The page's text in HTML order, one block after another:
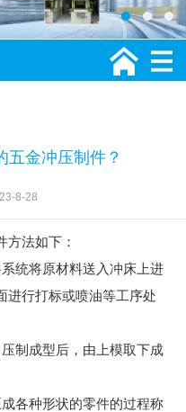
五金冲压制件？
8-28
方法如下：
统将原材料送入冲床上进
进行打标或喷油等工序处
制成型后，由上模取下成
各种形状的零件的过程称